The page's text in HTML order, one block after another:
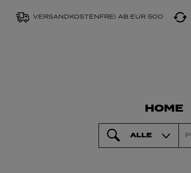
VERSANDKOSTENFREI AB EUR 500
HOME
ALLE